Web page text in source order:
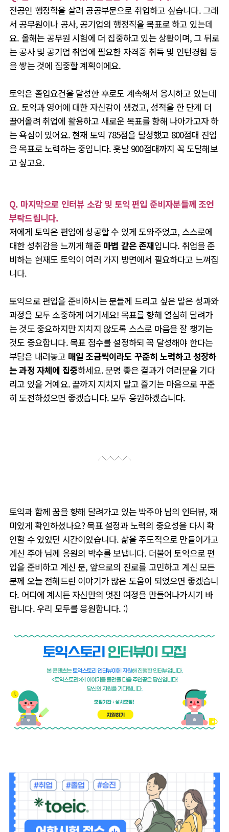
전공인 행정학을 살려 공공부문으로 취업하고 싶습니다. 그래
서 공무원이나 공사, 공기업의 행정직을 목표로 하고 있는데
요. 올해는 공무원 시험에 더 집중하고 있는 상황이며, 그 뒤로
는 공사 및 공기업 취업에 필요한 자격증 취득 및 인턴경험 등
을 쌓는 것에 집중할 계획이에요.
토익은 졸업요건을 달성한 후로도 계속해서 응시하고 있는데
요. 토익과 영어에 대한 자신감이 생겼고, 성적을 한 단계 더
끌어올려 취업에 활용하고 새로운 목표를 향해 나아가고자 하
는 욕심이 있어요. 현재 토익 785점을 달성했고 800점대 진입
을 목표로 노력하는 중입니다. 훗날 900점대까지 꼭 도달해보
고 싶고요.
Q. 마지막으로 인터뷰 소감 및 토익 편입 준비자분들께 조언
부탁드립니다.
저에게 토익은 편입에 성공할 수 있게 도와주었고, 스스로에
대한 성취감을 느끼게 해준 마법 같은 존재입니다. 취업을 준
비하는 현재도 토익이 여러 가지 방면에서 필요하다고 느껴집
니다.
토익으로 편입을 준비하시는 분들께 드리고 싶은 말은 성과와
과정을 모두 소중하게 여기세요! 목표를 향해 열심히 달려가
는 것도 중요하지만 지치지 않도록 스스로 마음을 잘 챙기는
것도 중요합니다. 목표 점수를 설정하되 꼭 달성해야 한다는
부담은 내려놓고 매일 조금씩이라도 꾸준히 노력하고 성장하
는 과정 자체에 집중하세요. 분명 좋은 결과가 여러분을 기다
리고 있을 거예요. 끝까지 지치지 말고 즐기는 마음으로 꾸준
히 도전하셨으면 좋겠습니다. 모두 응원하겠습니다.
토익과 함께 꿈을 향해 달려가고 있는 박주아 님의 인터뷰, 재
미있게 확인하셨나요? 목표 설정과 노력의 중요성을 다시 확
인할 수 있었던 시간이었습니다. 삶을 주도적으로 만들어가고
계신 주아 님께 응원의 박수를 보냅니다. 더불어 토익으로 편
입을 준비하고 계신 분, 앞으로의 진로를 고민하고 계신 모든
분께 오늘 전해드린 이야기가 많은 도움이 되었으면 좋겠습니
다. 어디에 계시든 자신만의 멋진 여정을 만들어나가시기 바
랍니다. 우리 모두를 응원합니다. :)